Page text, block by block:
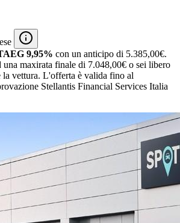
9,95% con un anticipo di 5.385,00€.
una maxirata finale di 7.048,00€ o sei libero
la vettura. L'offerta è valida fino al
Stellantis Financial Services Italia